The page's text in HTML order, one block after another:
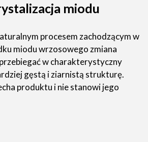
miodu
procesem zachodzącym w
miodu wrzosowego zmiana
w charakterystyczny
gęstą i ziarnistą strukturę.
produktu i nie stanowi jego